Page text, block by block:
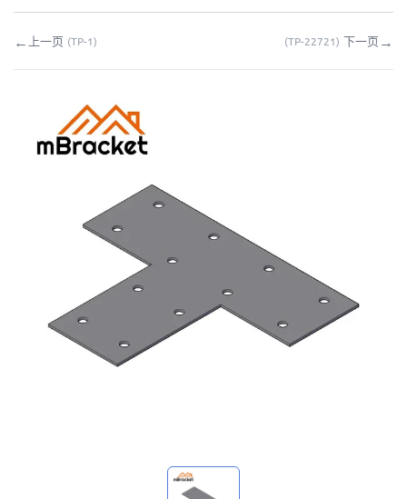
下载
在线询价
我的询价
▼
← 上一页 (TP-1) (TP-22721) 下一页 →